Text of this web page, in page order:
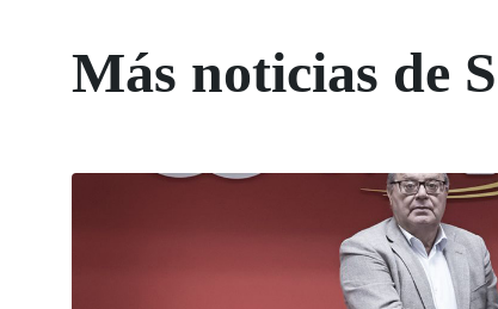
Más noticias de